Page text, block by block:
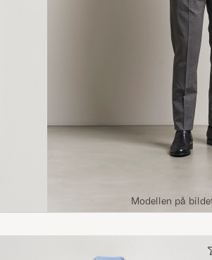
Modellen på